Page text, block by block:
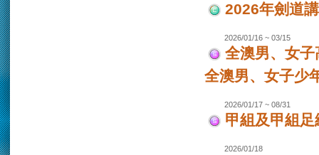
2026年劍道
2026/01/16 ~ 03/15
全澳男、女
全澳男、女子少
2026/01/17 ~ 08/31
甲組及甲組
2026/01/18